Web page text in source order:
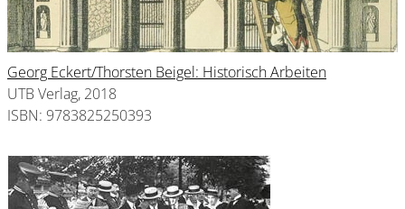
Georg Eckert/Thorsten Beigel: Historisch Arbeiten
UTB Verlag, 2018
ISBN: 9783825250393